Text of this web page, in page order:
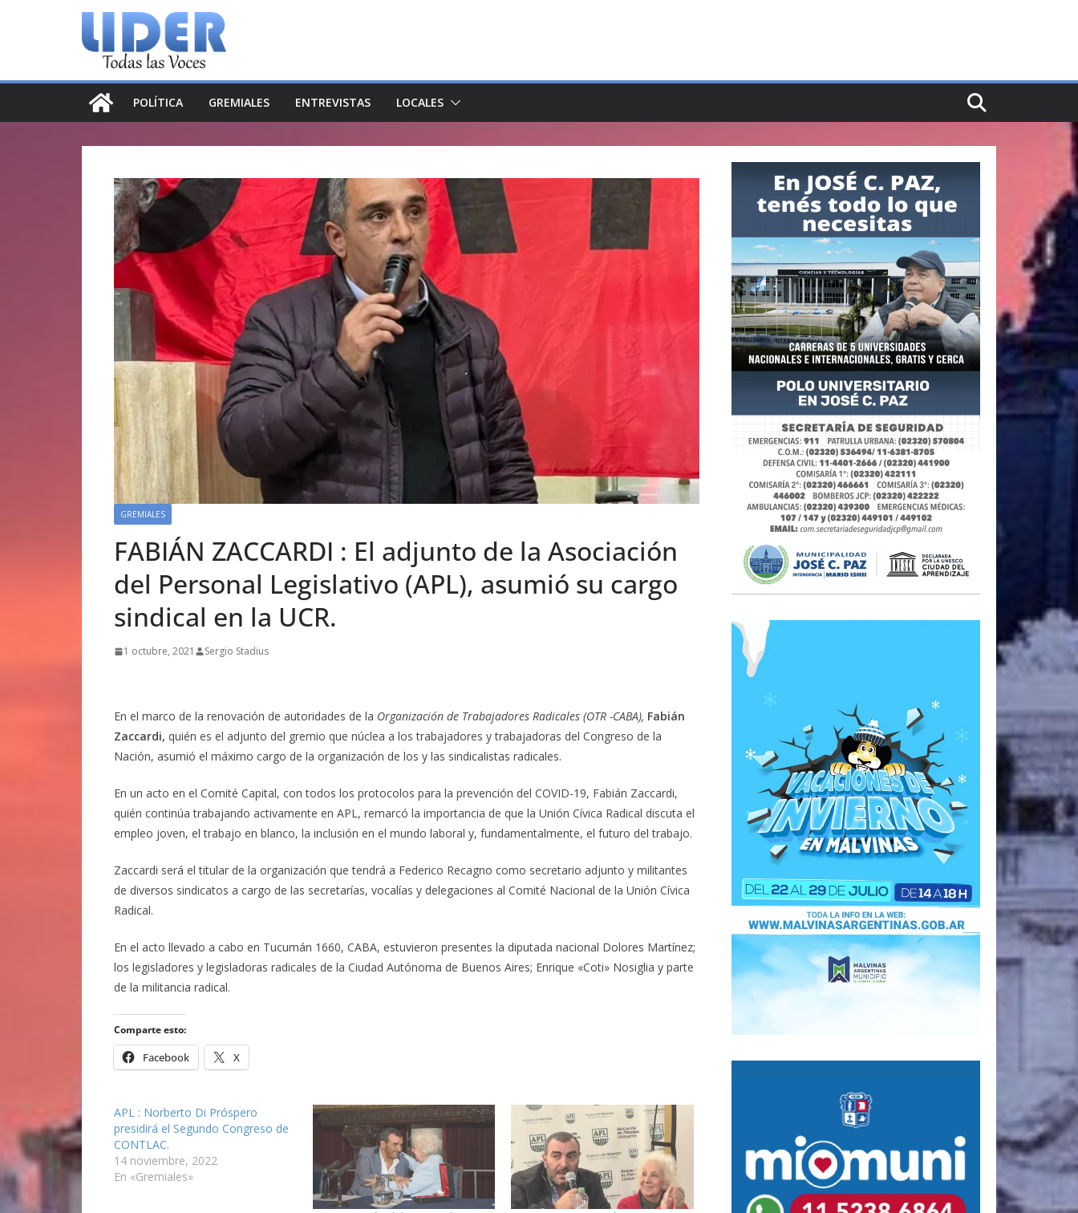
POLÍTICA GREMIALES ENTREVISTAS LOCALES
GREMIALES
FABIÁN ZACCARDI : El adjunto de la Asociación
del Personal Legislativo (APL), asumió su cargo
sindical en la UCR.
1 octubre, 2021 Sergio Stadius
En el marco de la renovación de autoridades de la Organización de Trabajadores Radicales (OTR -CABA), Fabián
Zaccardi, quién es el adjunto del gremio que núclea a los trabajadores y trabajadoras del Congreso de la
Nación, asumió el máximo cargo de la organización de los y las sindicalistas radicales.
En un acto en el Comité Capital, con todos los protocolos para la prevención del COVID-19, Fabián Zaccardi,
quién continúa trabajando activamente en APL, remarcó la importancia de que la Unión Cívica Radical discuta el
empleo joven, el trabajo en blanco, la inclusión en el mundo laboral y, fundamentalmente, el futuro del trabajo.
Zaccardi será el titular de la organización que tendrá a Federico Recagno como secretario adjunto y militantes
de diversos sindicatos a cargo de las secretarías, vocalías y delegaciones al Comité Nacional de la Unión Cívica
Radical.
En el acto llevado a cabo en Tucumán 1660, CABA, estuvieron presentes la diputada nacional Dolores Martínez;
los legisladores y legisladoras radicales de la Ciudad Autónoma de Buenos Aires; Enrique «Coti» Nosiglia y parte
de la militancia radical.
Comparte esto:
Facebook X
APL : Norberto Di Próspero
presidirá el Segundo Congreso de
CONTLAC.
14 noviembre, 2022
En «Gremiales»